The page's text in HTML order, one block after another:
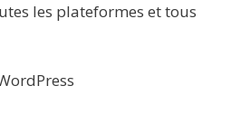
les plateformes et tous